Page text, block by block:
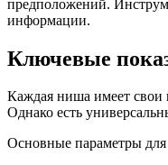
предположений.
информации.
Ключевые
Каждая ниша имеет свои
Однако есть
Основные параметры для